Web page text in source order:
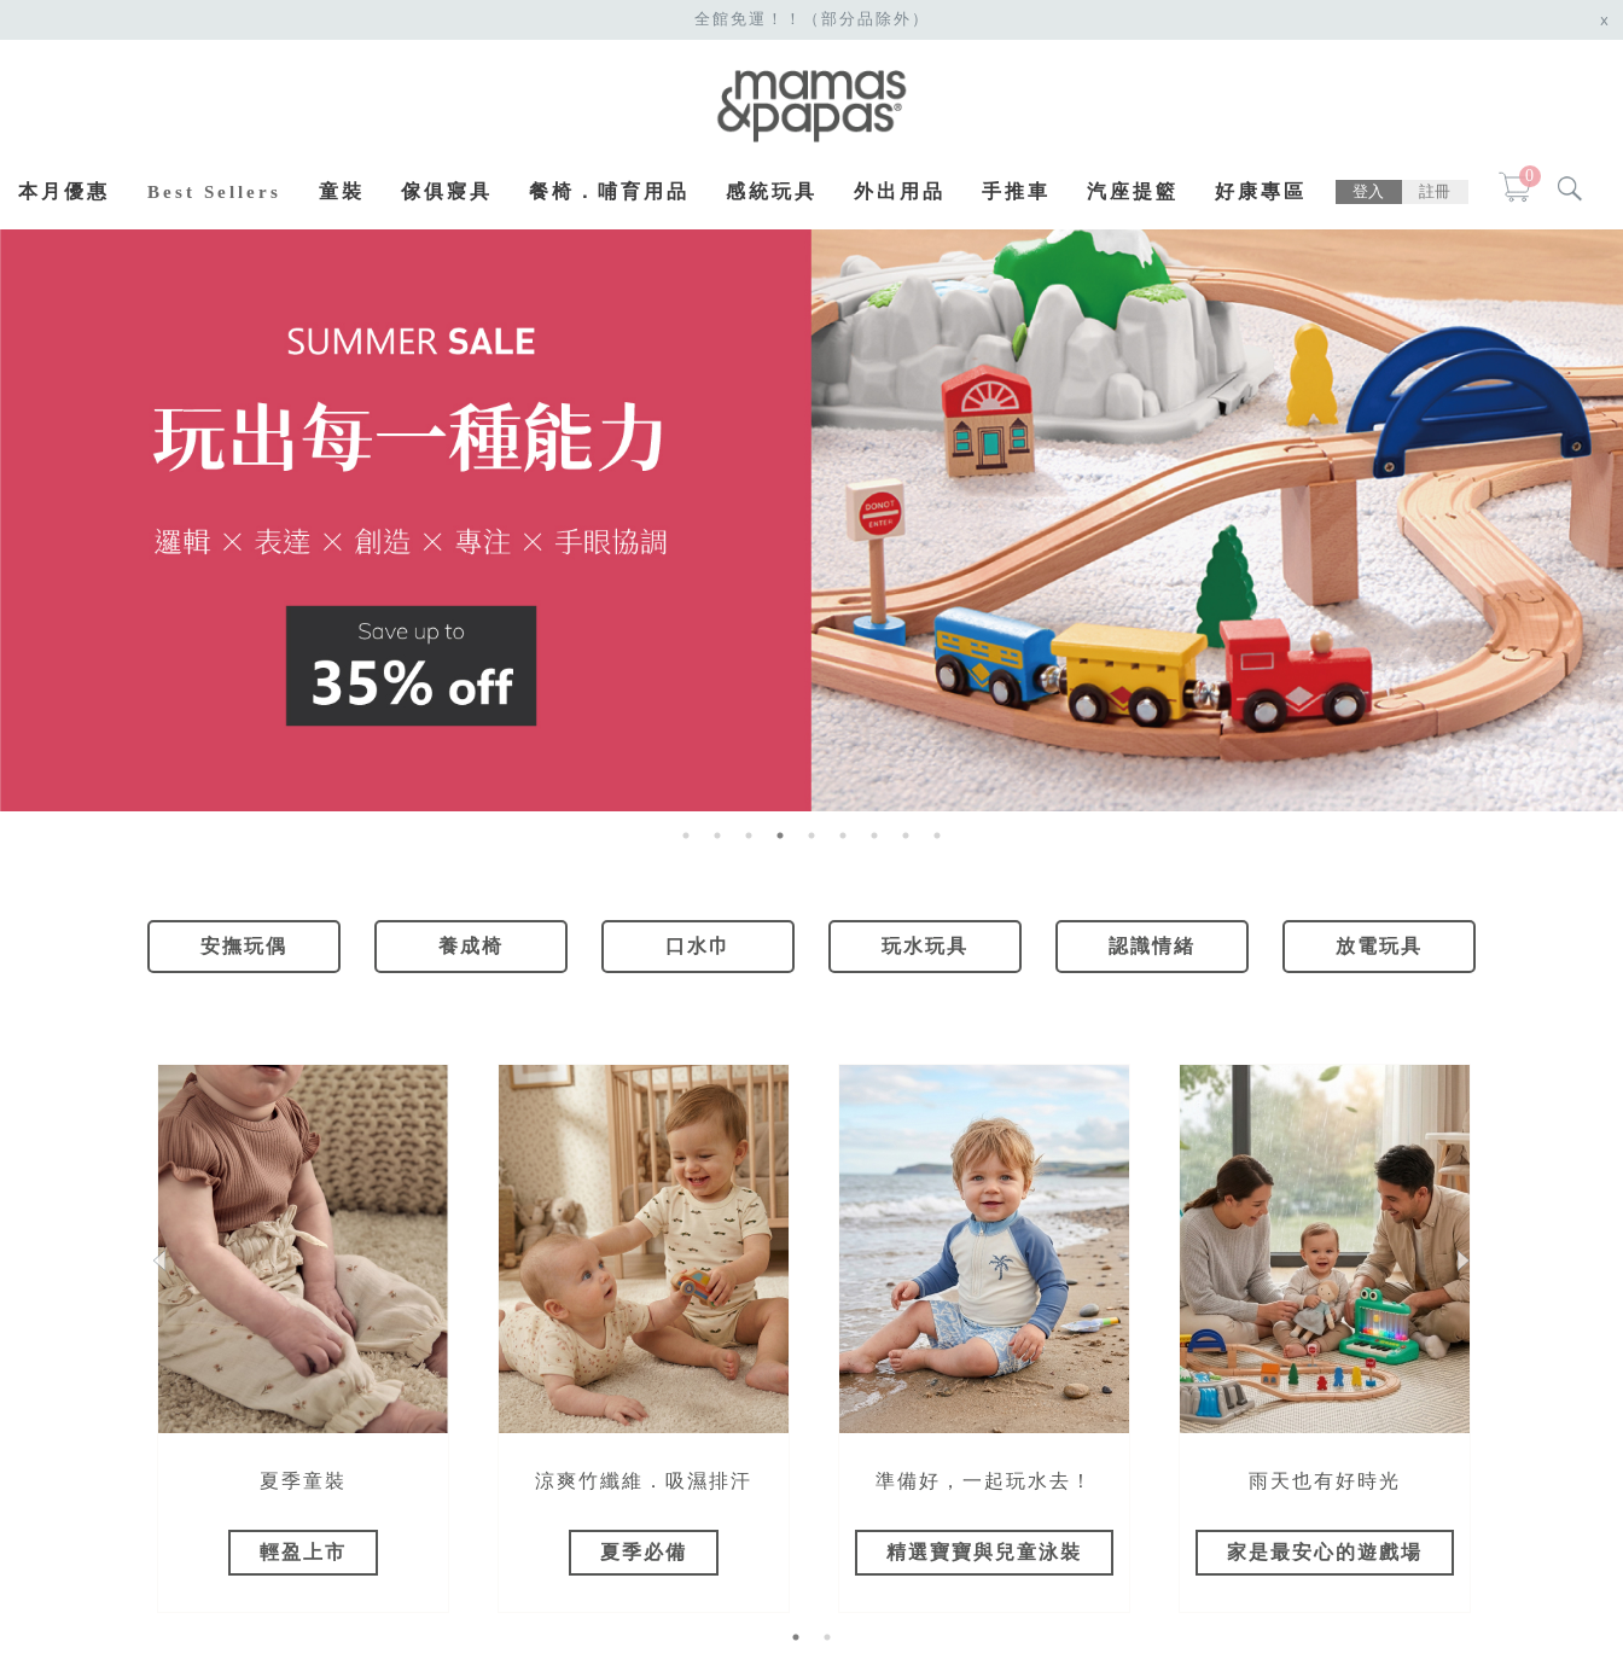
全館免運！！（部分品除外） x
本月優惠 Best Sellers 童裝 傢俱寢具 餐椅．哺育用品 感統玩具 外出用品 手推車 汽座提籃 好康專區 登入 註冊
0
安撫玩偶 養成椅 口水巾 玩水玩具 認識情緒 放電玩具
夏季童裝
輕盈上市
涼爽竹纖維．吸濕排汗
夏季必備
準備好，一起玩水去！
精選寶寶與兒童泳裝
雨天也有好時光
家是最安心的遊戲場